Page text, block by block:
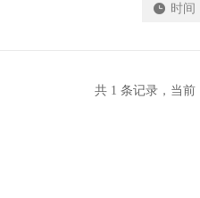
时间
共 1 条记录，当